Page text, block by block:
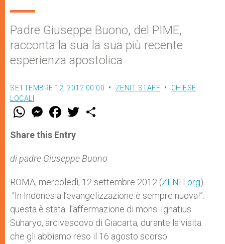
Padre Giuseppe Buono, del PIME,
racconta la sua la sua più recente
esperienza apostolica
SETTEMBRE 12, 2012 00:00 ZENIT STAFF
CHIESE
LOCALI
W
t
s
p
p
M
e
s
e
g
e
F
a
e
b
o
k
w
r
Share this Entry
di padre Giuseppe Buono
ROMA, mercoledì, 12 settembre 2012 (ZENIT.org) –
“In Indonesia l’evangelizzazione è sempre nuova!”:
questa è stata l’affermazione di mons. Ignatius
Suharyo, arcivescovo di Giacarta, durante la visita
che gli abbiamo reso il 16 agosto scorso